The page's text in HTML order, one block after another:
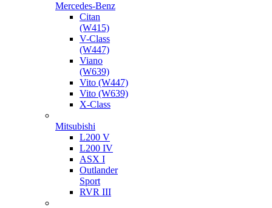
Mercedes-Benz
Citan
(W415)
V-Class
(W447)
Viano
(W639)
Vito (W447)
Vito (W639)
X-Class
Mitsubishi
L200 V
L200 IV
ASX I
Outlander
Sport
RVR III